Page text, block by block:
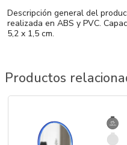
Descripción general del
realizada en ABS y PVC.
5,2 x 1,5 cm.
Productos